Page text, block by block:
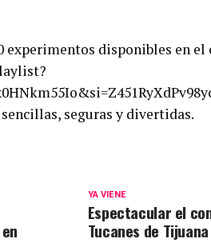
experimentos disponibles en el
seguras y divertidas.
YA VIENE
Espectacular el
Tucanes de